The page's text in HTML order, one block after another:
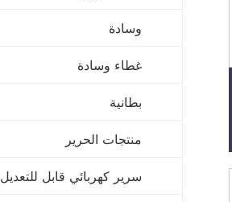
وسادة
غطاء وسادة
بطانية
منتجات الحرير
سرير كهربائي قابل للتعديل